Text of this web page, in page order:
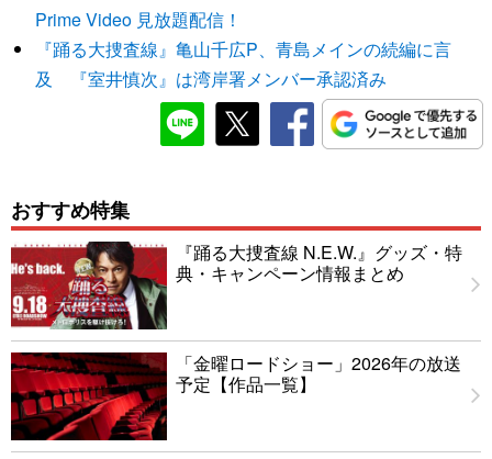
Prime Video 見放題配信！
『踊る大捜査線』亀山千広P、青島メインの続編に言
及 『室井慎次』は湾岸署メンバー承認済み
おすすめ特集
『踊る大捜査線 N.E.W.』グッズ・特
典・キャンペーン情報まとめ
「金曜ロードショー」2026年の放送
予定【作品一覧】